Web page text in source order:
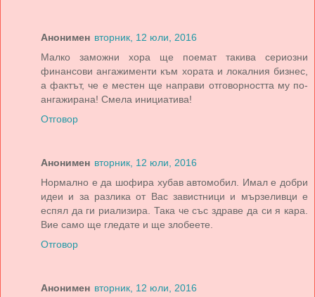
Анонимен вторник, 12 юли, 2016
Малко заможни хора ще поемат такива сериозни
финансови ангажименти към хората и локалния бизнес,
а фактът, че е местен ще направи отговорността му по-
ангажирана! Смела инициатива!
Отговор
Анонимен вторник, 12 юли, 2016
Нормално е да шофира хубав автомобил. Имал е добри
идеи и за разлика от Вас завистници и мързеливци е
еспял да ги риализира. Така че със здраве да си я кара.
Вие само ще гледате и ще злобеете.
Отговор
Анонимен вторник, 12 юли, 2016